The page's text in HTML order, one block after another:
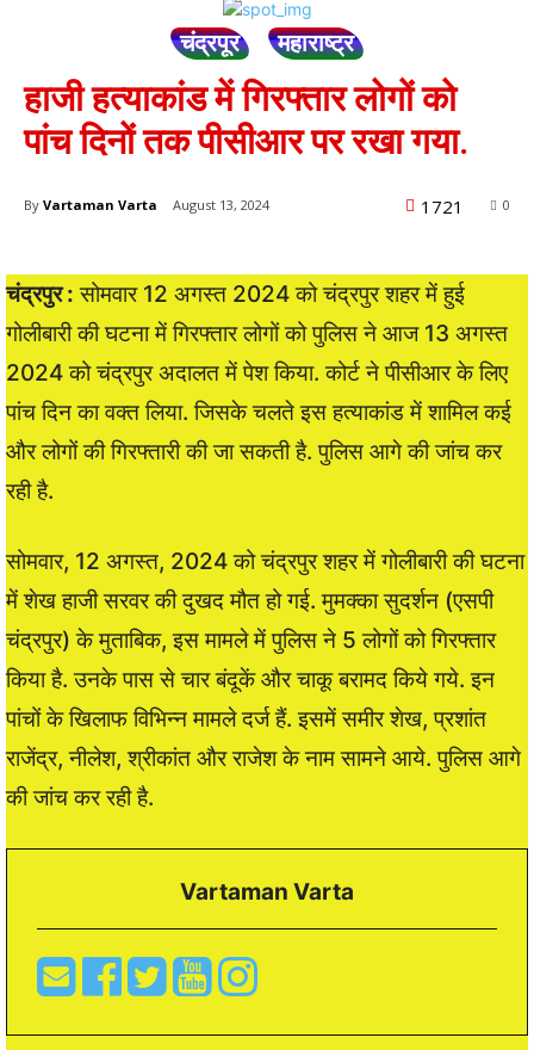
चंद्रपूर महाराष्ट्र
हाजी हत्याकांड में गिरफ्तार लोगों को
पांच दिनों तक पीसीआर पर रखा गया.
By Vartaman Varta August 13, 2024 0
1721
चंद्रपुर : सोमवार 12 अगस्त 2024 को चंद्रपुर शहर में हुई
गोलीबारी की घटना में गिरफ्तार लोगों को पुलिस ने आज 13 अगस्त
2024 को चंद्रपुर अदालत में पेश किया. कोर्ट ने पीसीआर के लिए
पांच दिन का वक्त लिया. जिसके चलते इस हत्याकांड में शामिल कई
और लोगों की गिरफ्तारी की जा सकती है. पुलिस आगे की जांच कर
रही है.
सोमवार, 12 अगस्त, 2024 को चंद्रपुर शहर में गोलीबारी की घटना
में शेख हाजी सरवर की दुखद मौत हो गई. मुमक्का सुदर्शन (एसपी
चंद्रपुर) के मुताबिक, इस मामले में पुलिस ने 5 लोगों को गिरफ्तार
किया है. उनके पास से चार बंदूकें और चाकू बरामद किये गये. इन
पांचों के खिलाफ विभिन्न मामले दर्ज हैं. इसमें समीर शेख, प्रशांत
राजेंद्र, नीलेश, श्रीकांत और राजेश के नाम सामने आये. पुलिस आगे
की जांच कर रही है.
Vartaman Varta